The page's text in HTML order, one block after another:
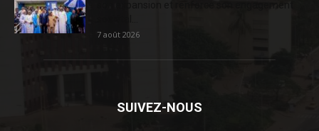
7 août 2026
SUIVEZ-NOUS